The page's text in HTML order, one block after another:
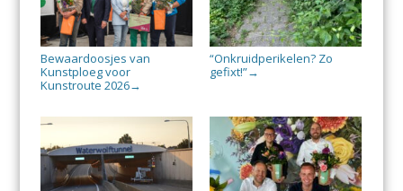
Bewaardoosjes van
Kunstploeg voor
Kunstroute 2026→
“Onkruidperikelen? Zo
gefixt!”→